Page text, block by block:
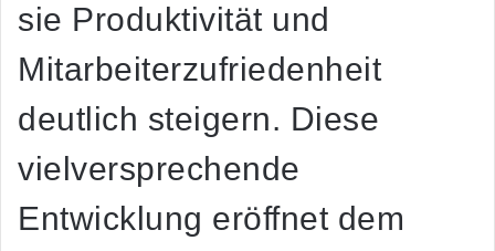
sie Produktivität und
Mitarbeiterzufriedenheit
deutlich steigern. Diese
vielversprechende
Entwicklung eröffnet dem